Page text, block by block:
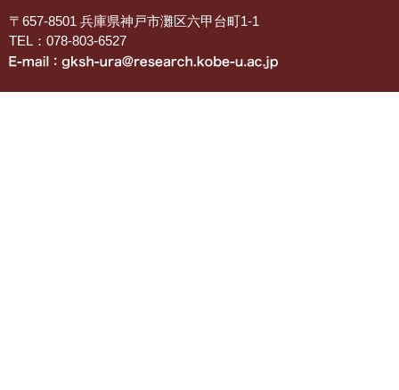
〒657-8501 兵庫県神戸市灘区六甲台町1-1
TEL：078-803-6527